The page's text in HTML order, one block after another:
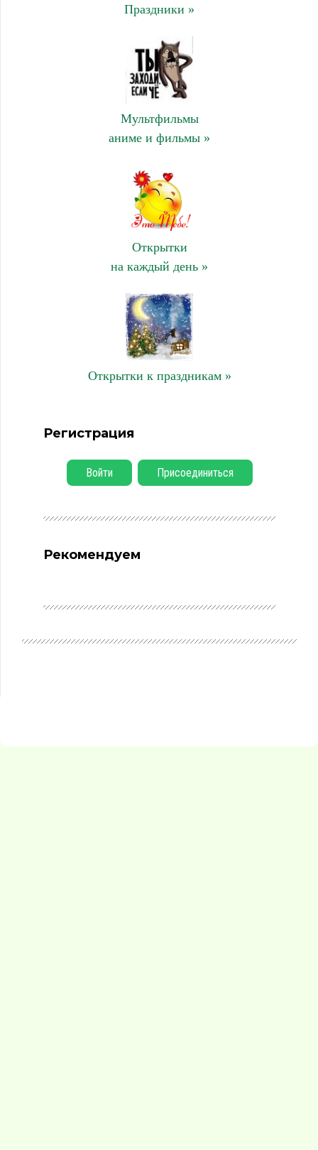
Праздники »
Мультфильмы
аниме и фильмы »
Открытки
на каждый день »
Открытки к праздникам »
Регистрация
Войти Присоединиться
Рекомендуем